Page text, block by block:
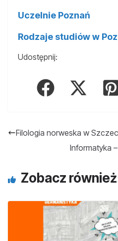
Uczelnie Poznań
Rodzaje studiów w
Udostępnij:
Filologia norweska w
Informatyka
Zobacz również